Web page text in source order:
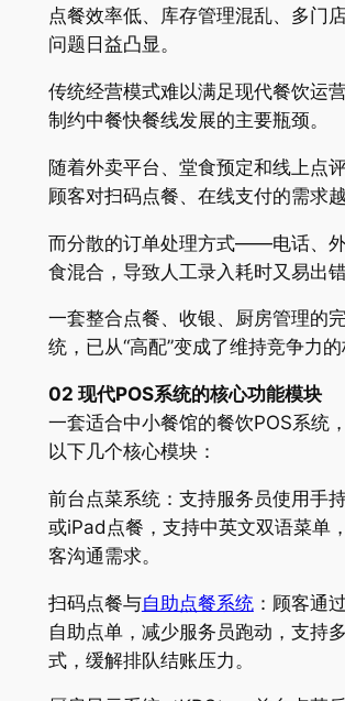
点餐效率低、库存管理混乱、多门
问题日益凸显。
传统经营模式难以满足现代餐饮运
制约中餐快餐线发展的主要瓶颈。
随着外卖平台、堂食预定和线上点
顾客对扫码点餐、在线支付的需求越
而分散的订单处理方式——电话、
食混合，导致人工录入耗时又易出错
一套整合点餐、收银、厨房管理的
统，已从“高配”变成了维持竞争力的
02 现代POS系统的核心功能模块
一套适合中小餐馆的餐饮POS系统
以下几个核心模块：
前台点菜系统：支持服务员使用手
或iPad点餐，支持中英文双语菜单
客沟通需求。
扫码点餐与自助点餐系统：顾客通
自助点单，减少服务员跑动，支持
式，缓解排队结账压力。